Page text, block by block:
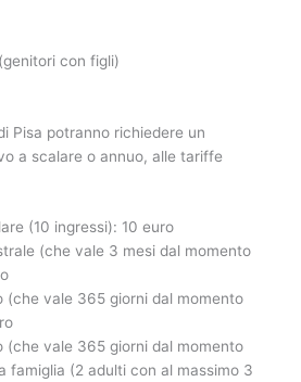
con figli)
Pisa potranno richiedere un
a scalare o annuo, alle tariffe
(10 ingressi): 10 euro
(che vale 3 mesi dal momento
(che vale 365 giorni dal momento
(che vale 365 giorni dal momento
famiglia (2 adulti con al massimo 3